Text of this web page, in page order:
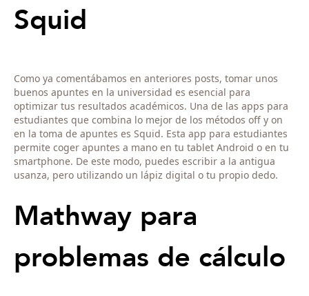
Squid
Como ya comentábamos en anteriores posts, tomar unos
buenos apuntes en la universidad es esencial para
optimizar tus resultados académicos. Una de las apps para
estudiantes que combina lo mejor de los métodos off y on
en la toma de apuntes es Squid. Esta app para estudiantes
permite coger apuntes a mano en tu tablet Android o en tu
smartphone. De este modo, puedes escribir a la antigua
usanza, pero utilizando un lápiz digital o tu propio dedo.
Mathway para
problemas de cálculo